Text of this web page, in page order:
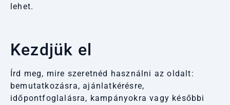
lehet.
Kezdjük el
Írd meg, mire szeretnéd használni az oldalt:
bemutatkozásra, ajánlatkérésre,
időpontfoglalásra, kampányokra vagy későbbi